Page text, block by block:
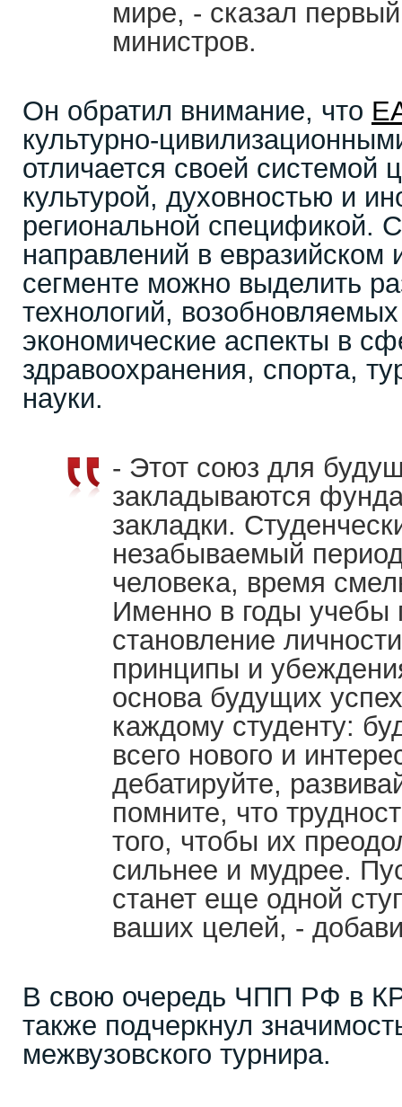
мире, - сказал
министров.
Он обратил внимание, что
культурно-
отличается своей системой
культурой, духовностью и
региональной спецификой.
направлений в евразийском
сегменте можно выделить
технологий,
экономические аспекты в
здравоохранения, спорта,
науки.
- Этот союз для
закладываются
закладки.
незабываемый
человека, время
Именно в годы учебы
становление
принципы и
основа будущих
каждому студенту:
всего нового и
дебатируйте,
помните, что
того, чтобы их
сильнее и мудрее.
станет еще одной
ваших целей, -
В свою очередь ЧПП РФ в
также подчеркнул
межвузовского турнира.